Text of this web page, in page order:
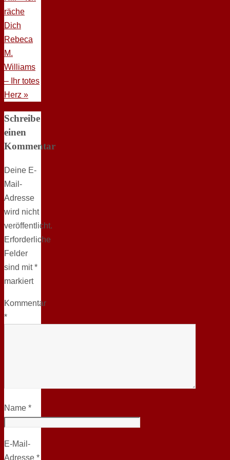
räche
Dich
Rebeca
M.
Williams
– Ihr totes
Herz »
Schreibe
einen
Kommentar
Deine E-
Mail-
Adresse
wird nicht
veröffentlicht.
Erforderliche
Felder
sind mit*
markiert
Kommentar
*
Name *
E-Mail-
Adresse *